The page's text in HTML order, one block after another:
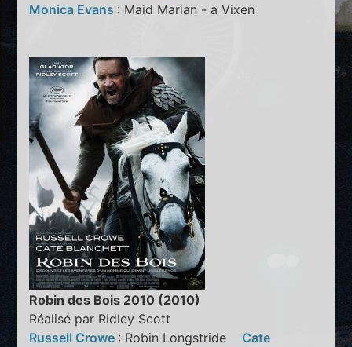
Monica Evans : Maid Marian - a Vixen
Robin des Bois 2010 (2010)
Réalisé par Ridley Scott
Russell Crowe : Robin Longstride Cate